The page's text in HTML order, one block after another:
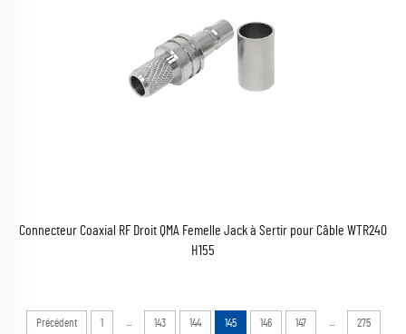
Connecteur Coaxial RF Droit QMA Femelle Jack à Sertir pour Câble WTR240
H155
Précédent 1 ... 143 144 145 146 147 ... 275